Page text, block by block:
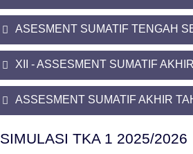
ASESMENT SUMATIF TENGAH
XII - ASSESMENT SUMATIF
ASSESMENT SUMATIF AKHIR
SIMULASI TKA 1 2025/2026